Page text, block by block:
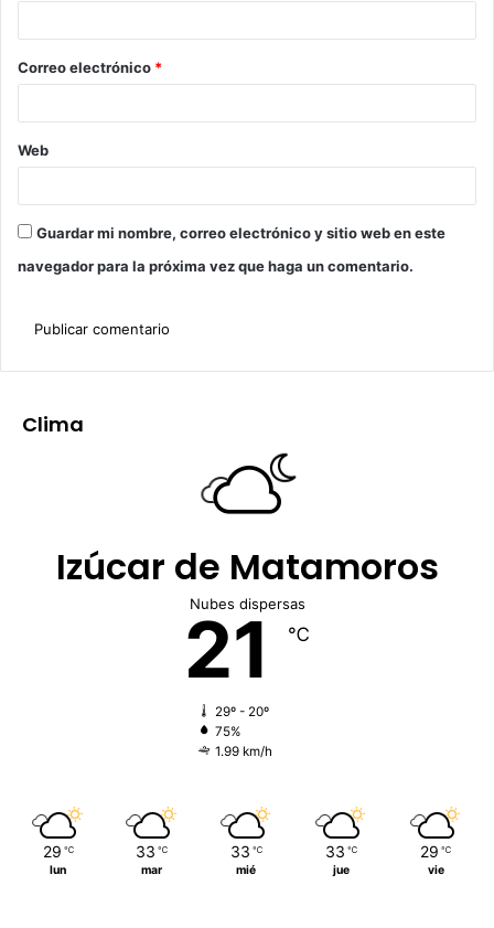
Correo electrónico *
Web
Guardar mi nombre, correo electrónico y sitio web en este
navegador para la próxima vez que haga un comentario.
Clima
Izúcar de Matamoros
Nubes dispersas
21 ℃
29º - 20º
75%
1.99 km/h
29 ℃
lun
33 ℃
mar
33 ℃
mié
33 ℃
jue
29 ℃
vie